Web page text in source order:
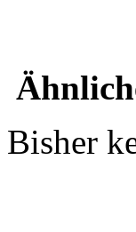
Bisher